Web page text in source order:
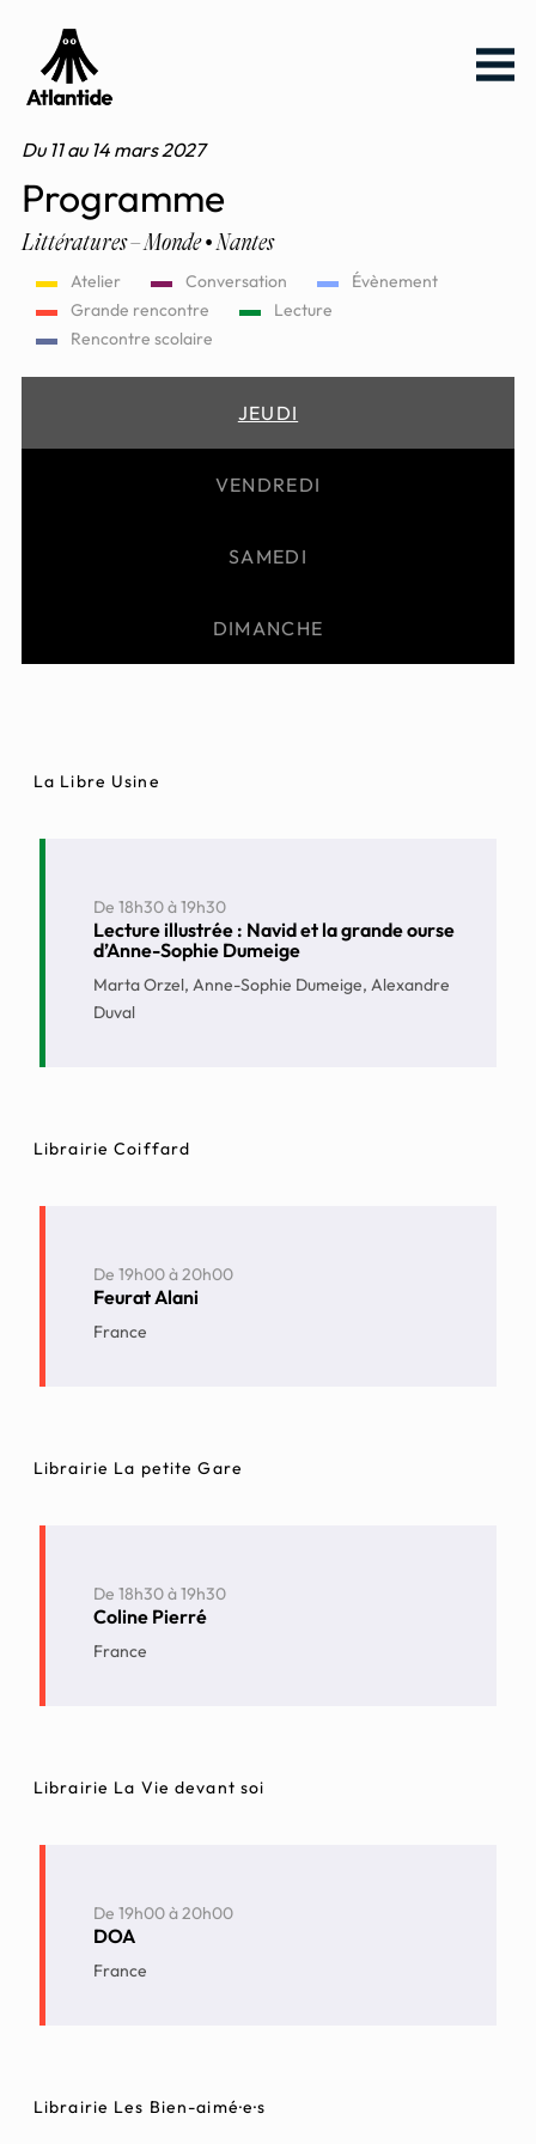
Aller
au
menu
Aller au
contenu
Menu
Du 11 au 14 mars 2027
Programme
Littératures – Monde • Nantes
JEUDI
VENDREDI
SAMEDI
DIMANCHE
Atelier Conversation
Évènement
Grande rencontre
Lecture
Rencontre scolaire
La Libre Usine
De 18h30à19h30
Lecture illustrée : Navid et la grande ourse
d’Anne-Sophie Dumeige
Marta Orzel, Anne-Sophie Dumeige, Alexandre
Duval
Librairie Coiffard
De 19h00à20h00
Feurat Alani
France
Librairie La petite Gare
De 18h30à19h30
Coline Pierré
France
Librairie La Vie devant soi
De 19h00à20h00
DOA
France
Librairie Les Bien-aimé·e·s